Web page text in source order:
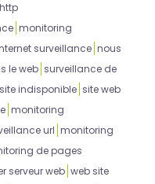
http
monitoring
surveillance nous
le web surveillance de
site indisponible site web
monitoring
url monitoring
de pages
serveur web web site